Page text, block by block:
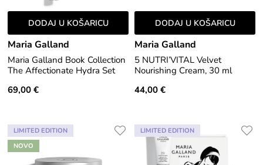
DODAJ U KOŠARICU
Maria Galland
Maria Galland Book Collection
The Affectionate Hydra Set
69,00 €
DODAJ U KOŠARICU
Maria Galland
5 NUTRI’VITAL Velvet
Nourishing Cream, 30 ml
44,00 €
LIMITED EDITION
NOVO
LIMITED EDITION